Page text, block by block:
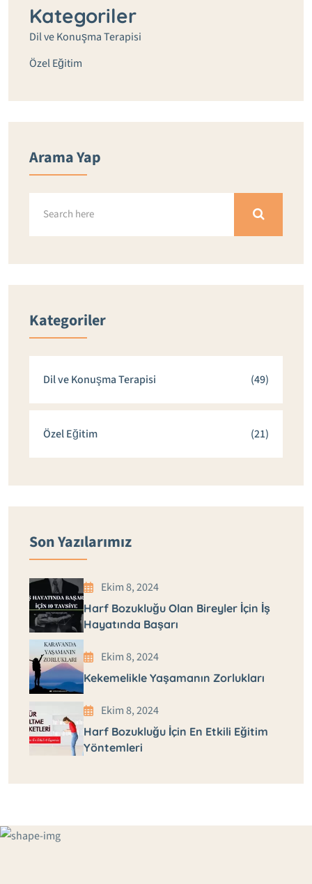
Kategoriler
Dil ve Konuşma Terapisi
Özel Eğitim
Arama Yap
Kategoriler
Dil ve Konuşma Terapisi (49)
Özel Eğitim (21)
Son Yazılarımız
Ekim 8, 2024
Harf Bozukluğu Olan Bireyler İçin İş
Hayatında Başarı
Ekim 8, 2024
Kekemelikle Yaşamanın Zorlukları
Ekim 8, 2024
Harf Bozukluğu İçin En Etkili Eğitim
Yöntemleri